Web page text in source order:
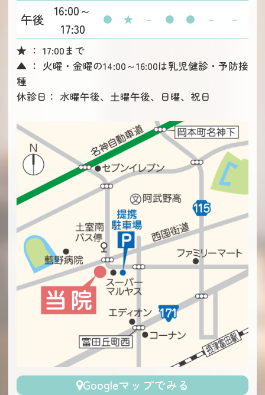
★ ： 17:00まで
▲ ： 火曜・金曜の14:00～16:00は乳児健診・予防接
種
休診日： 水曜午後、土曜午後、日曜、祝日
午後
16:00～
17:30
● ★ － ● ● － －
Googleマップでみる